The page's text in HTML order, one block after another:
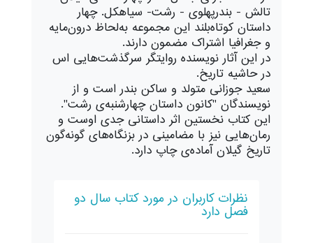
تالش - بندرپهلوی - رشت- سیاهکل. چهار
داستان کوتاه‌بلند این مجموعه به‌لحاظ درون‌مایه
و جغرافیا اشتراک مضمون دارند.
در این آثار نویسنده روایتگر سرگذشت‌هایی اس
در حاشیه تاریخ.
سعید جوزانی متولد و ساکن بندر است و از
نویسندگان "کانون داستان چهارشنبه‌ی رشت".
این کتاب نخستین اثر داستانی جدی اوست و
رمان‌هایی نیز با مضامینی در بزنگاه‌های گونه‌گون
تاریخ گیلان آماده‌ی چاپ دارد.
نظرات کاربران در مورد کتاب سال دو
فصل دارد